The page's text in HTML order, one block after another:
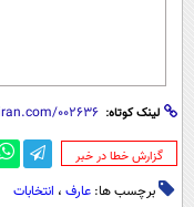
لینک کوتاه:
‌گزارش خطا در خبر
برچسب ها: عارف ، انتخابات